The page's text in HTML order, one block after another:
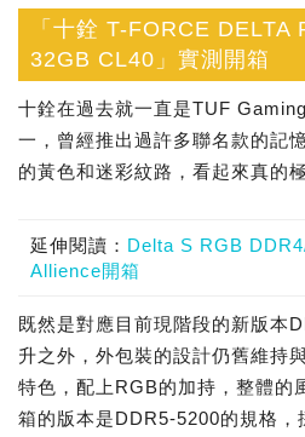
「十銓 T-FORCE
32GB CL40」實測開箱
十銓在過去就一直是TUF
一，曾經推出過許多聯名款的記
的黃色和迷彩紋路，看起來真的
延伸閱讀： Delta S RGB
Allience開箱
既然是對應目前現階段的新版本
升之外，外包裝的設計仍舊維持
特色，配上RGB的加持，整體的
箱的版本是DDR5-5200的規格，